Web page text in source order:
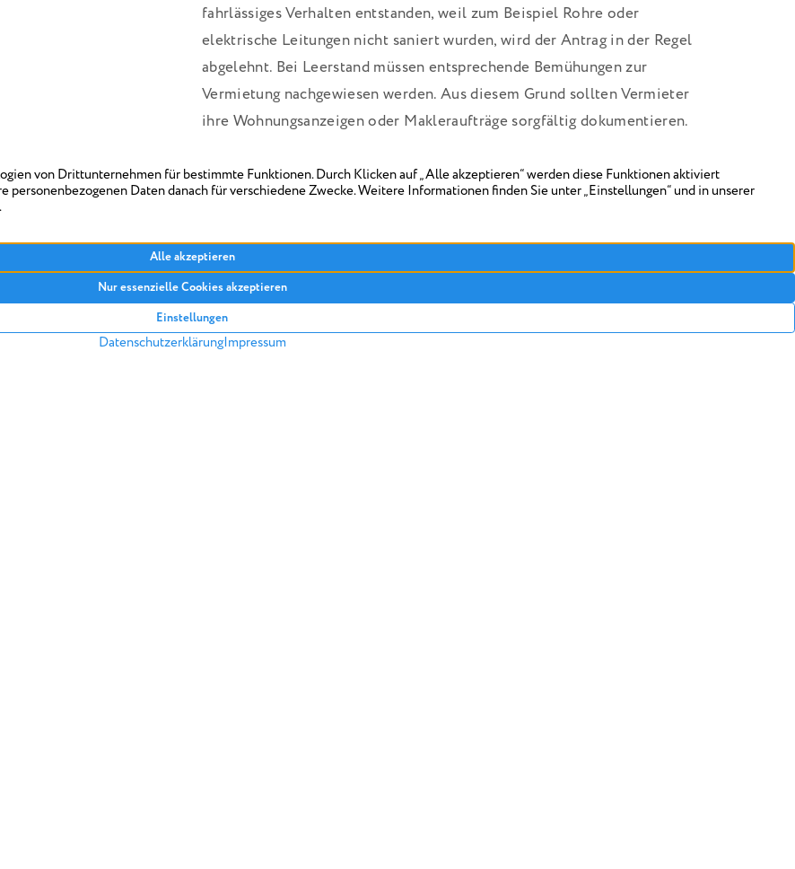
fahrlässiges Verhalten entstanden, weil zum Beispiel Rohre oder
elektrische Leitungen nicht saniert wurden, wird der Antrag in der Regel
abgelehnt. Bei Leerstand müssen entsprechende Bemühungen zur
Vermietung nachgewiesen werden. Aus diesem Grund sollten Vermieter
ihre Wohnungsanzeigen oder Makleraufträge sorgfältig dokumentieren.
Wurden durch Mietausfälle weniger als 50 Prozent des normalen
der Grundsteuer möglich. Hat die Immobilie überhaupt keinen Ertrag
gebracht, können bis zu 50 Prozent der Grundsteuer erlassen werden.
Dies ist in § 33 des Grundsteuergesetzes (GrStG) geregelt.
Für den Erlass ist die Gemeinde zuständig, die die Grundsteuer festsetzt.